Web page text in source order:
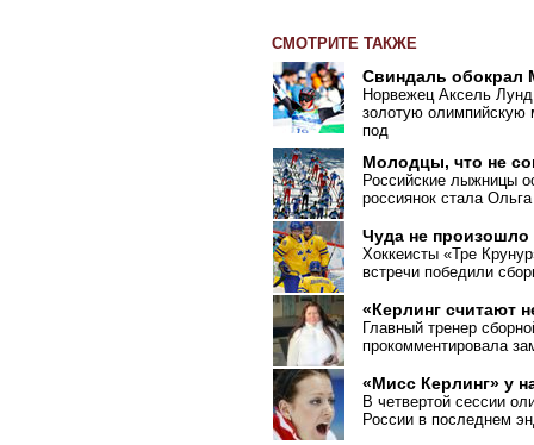
СМОТРИТЕ ТАКЖЕ
Свиндаль обокрал
Норвежец Аксель
золотую олимпийскую
под
Молодцы, что не
Российские лыжницы
россиянок стала
Чуда не произошло
Хоккеисты «Тре
встречи победили
«Керлинг считают
Главный тренер
прокомментировала
«Мисс Керлинг» у
В четвертой сессии
России в последнем